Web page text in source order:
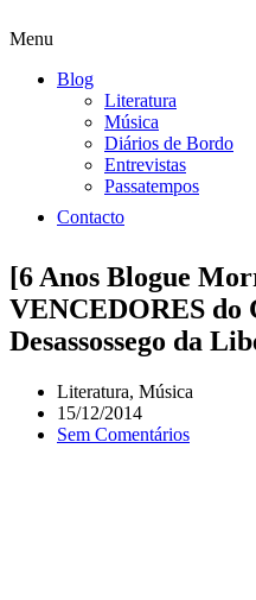
Menu
Blog
Literatura
Música
Diários de Bordo
Entrevistas
Passatempos
Contacto
[6 Anos Blogue
VENCEDORES do
Desassossego da
Literatura, Música
15/12/2014
Sem Comentários